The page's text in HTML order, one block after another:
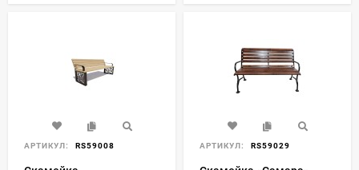
АРТИКУЛ: RS59008 АРТИКУЛ: RS59029